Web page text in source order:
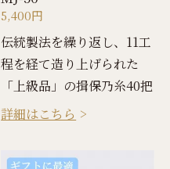
5,400円
伝統製法を繰り返し、11工
程を経て造り上げられた
「上級品」の揖保乃糸40把
詳細はこちら